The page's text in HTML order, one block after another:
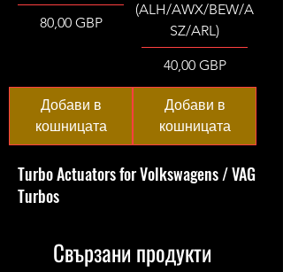
Цена
80,00 GBP
Добави в
кошницата
(ALH/AWX/BEW/A
SZ/ARL)
Цена
40,00 GBP
Добави в
кошницата
Turbo Actuators for Volkswagens / VAG
Turbos
Свързани продукти